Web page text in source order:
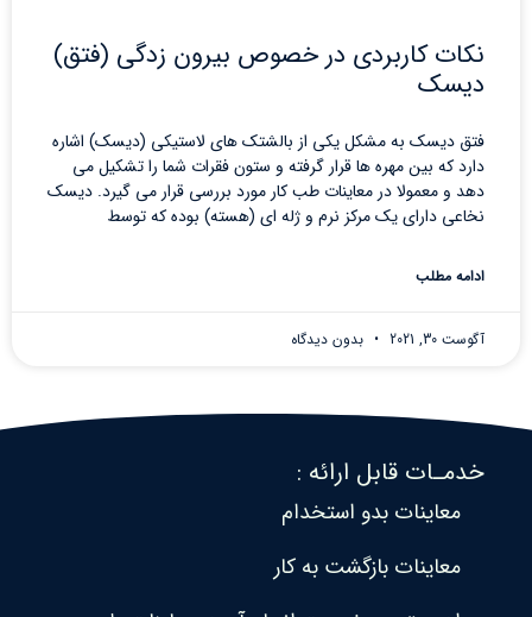
نکات کاربردی در خصوص بیرون زدگی (فتق)
دیسک
فتق دیسک به مشکل یکی از بالشتک های لاستیکی (دیسک) اشاره
دارد که بین مهره ها قرار گرفته و ستون فقرات شما را تشکیل می
دهد و معمولا در معاینات طب کار مورد بررسی قرار می گیرد. دیسک
نخاعی دارای یک مرکز نرم و ژله ای (هسته) بوده که توسط
ادامه مطلب
آگوست 30, 2021 بدون دیدگاه
خدمـات قابل ارائه :
معاینات بدو استخدام
معاینات بازگشت به کار